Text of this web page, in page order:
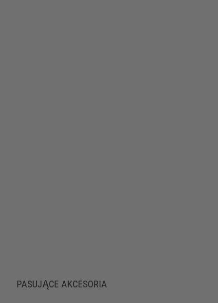
PASUJĄCE AKCESORIA